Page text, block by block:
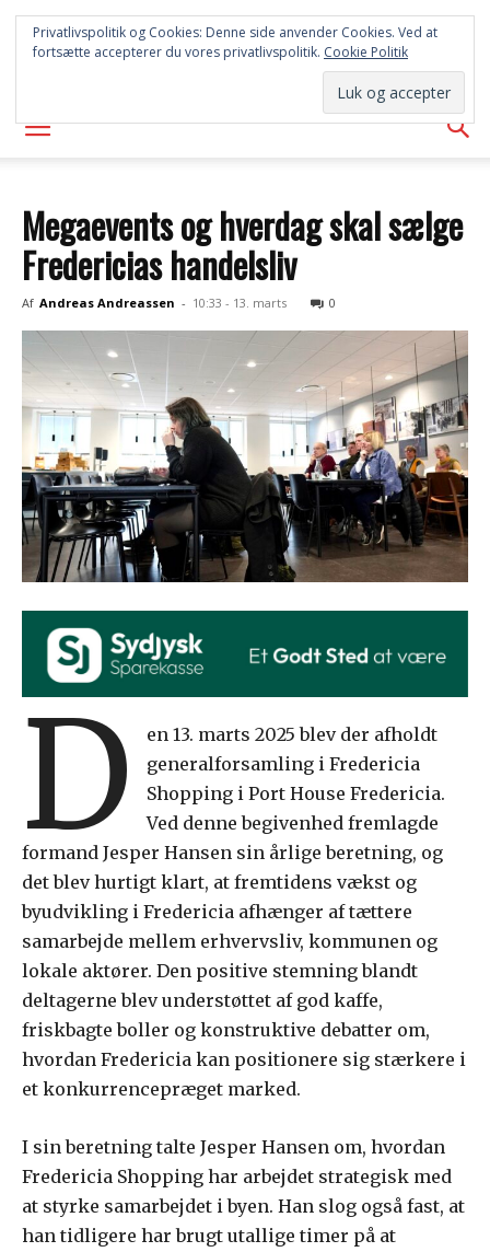
FREDERICIA
AVISEN
Megaevents og hverdag skal sælge
Fredericias handelsliv
Af Andreas Andreassen - 10:33 - 13. marts 0
D
en 13. marts 2025 blev der afholdt
generalforsamling i Fredericia
Shopping i Port House Fredericia.
Ved denne begivenhed fremlagde
formand Jesper Hansen sin årlige beretning, og
det blev hurtigt klart, at fremtidens vækst og
byudvikling i Fredericia afhænger af tættere
samarbejde mellem erhvervsliv, kommunen og
lokale aktører. Den positive stemning blandt
deltagerne blev understøttet af god kaffe,
friskbagte boller og konstruktive debatter om,
hvordan Fredericia kan positionere sig stærkere i
et konkurrencepræget marked.
I sin beretning talte Jesper Hansen om, hvordan
Fredericia Shopping har arbejdet strategisk med
at styrke samarbejdet i byen. Han slog også fast, at
han tidligere har brugt utallige timer på at
Privatlivspolitik og Cookies: Denne side anvender Cookies. Ved at
fortsætte accepterer du vores privatlivspolitik. Cookie Politik